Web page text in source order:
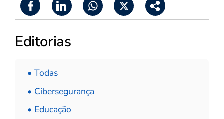
Editorias
• Todas
• Cibersegurança
• Educação